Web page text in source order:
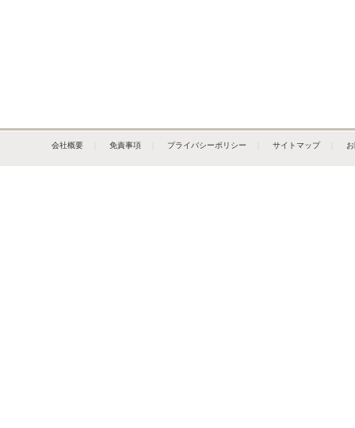
会社概要 免責事項 プライバシーポリシー サイトマップ｜